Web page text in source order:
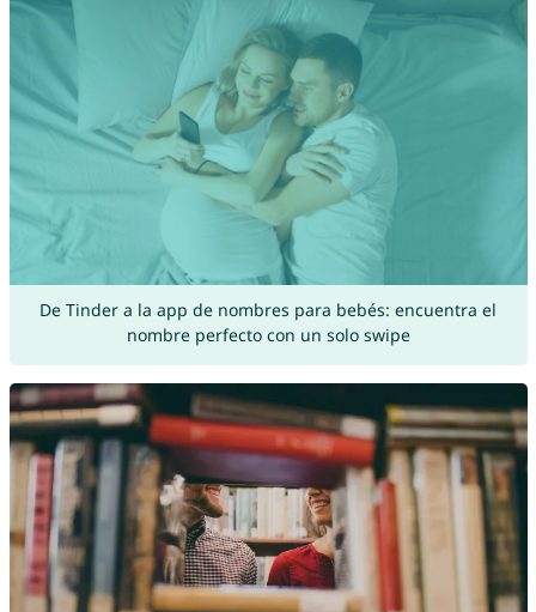
De Tinder a la app de nombres para bebés: encuentra el
nombre perfecto con un solo swipe